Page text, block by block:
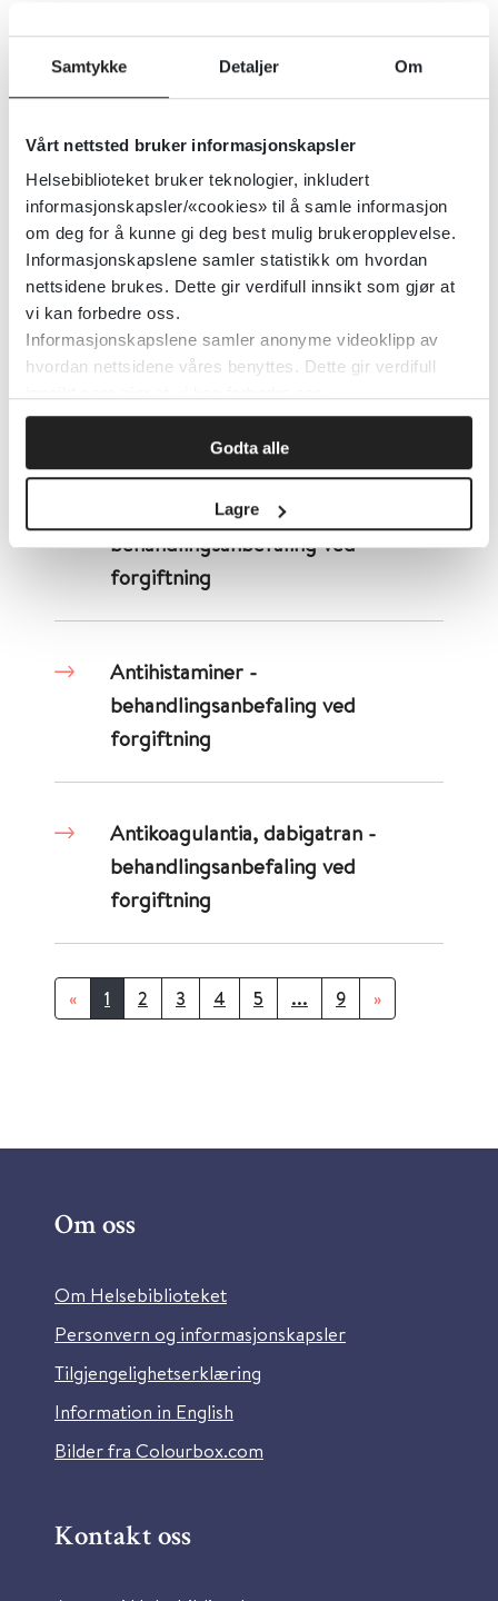
Samtykke Detaljer Om
Vårt nettsted bruker informasjonskapsler
Helsebiblioteket bruker teknologier, inkludert
informasjonskapsler/«cookies» til å samle informasjon
om deg for å kunne gi deg best mulig brukeropplevelse.
Informasjonskapslene samler statistikk om hvordan
nettsidene brukes. Dette gir verdifull innsikt som gjør at
vi kan forbedre oss.
Informasjonskapslene samler anonyme videoklipp av
hvordan nettsidene våres benyttes. Dette gir verdifull
Godta alle
Lagre
acetylkolinesterasehemmere -
behandlingsanbefaling ved
Amfetamin og amfetaminliknende
rusmidler - behandlingsanbefaling
ved forgiftning
Amlodipin - behandlingsanbefaling
ved forgiftning
Angiotensin-2-antagonister -
behandlingsanbefaling ved
forgiftning
Antihistaminer -
behandlingsanbefaling ved
forgiftning
Antikoagulantia, dabigatran -
behandlingsanbefaling ved
forgiftning
« 1 2 3 4 5 ... 9 »
Om oss
Om Helsebiblioteket
Personvern og informasjonskapsler
Tilgjengelighetserklæring
Information in English
Bilder fra Colourbox.com
Kontakt oss